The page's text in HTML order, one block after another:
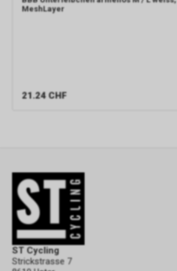
MeshLayer
21.24 CHF
ST Cycling
Strickstrasse 7